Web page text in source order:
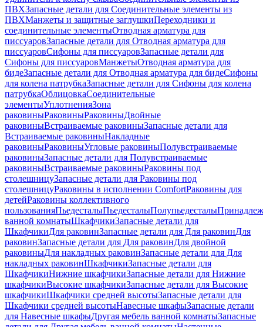
ПВХЗапасные детали для Соединительные элементы из
ПВХМанжеты и защитные заглушкиПереходники и
соединительные элементыОтводная арматура для
писсуаровЗапасные детали для Отводная арматура для
писсуаровCифоны для писсуаровЗапасные детали для
Cифоны для писсуаровМанжетыОтводная арматура для
бидеЗапасные детали для Отводная арматура для бидеСифоны
для колена патрубкаЗапасные детали для Сифоны для колена
патрубкаОблицовкаСоединительные
элементыУплотненияЗона
раковиныРаковиныРаковиныДвойные
раковиныВстраиваемые раковиныЗапасные детали для
Встраиваемые раковиныНакладные
раковиныРаковиныУгловые раковиныПолувстраиваемые
раковиныЗапасные детали для Полувстраиваемые
раковиныВстраиваемые раковиныРаковины под
столешницуЗапасные детали для Раковины под
столешницуРаковины в исполнении ComfortPаковины для
детейРаковины коллективного
пользованияПьедесталыПьедесталыПолупьедесталы
ванной комнатыШкафчикиЗапасные детали для
ШкафчикиДля раковинЗапасные детали для Для раковинДля
раковинЗапасные детали для Для раковинДля двойной
раковиныДля накладных pаковинЗапасные детали для Для
накладных pаковинШкафчикиЗапасные детали для
ШкафчикиНижние шкафчикиЗапасные детали для Нижние
шкафчикиВысокие шкафчикиЗапасные детали для Высокие
шкафчикиШкафчики средней высотыЗапасные детали для
Шкафчики средней высотыНавесные шкафыЗапасные детали
для Навесные шкафыДругая мебель ванной комнатыЗапасные